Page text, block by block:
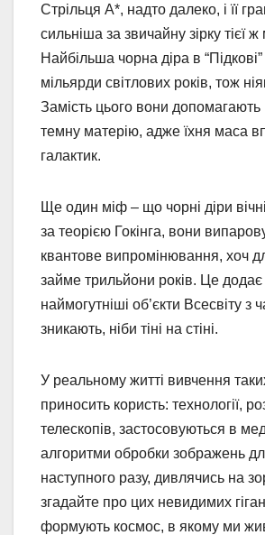
Стрільця A*, надто далеко, і її
сильніша за звичайну зірку тієї
Найбільша чорна діра в
мільярди світлових років, тож
Замість цього вони допомагають
темну матерію, адже їхня маса
галактик.
Ще один міф – що чорні діри
за теорією Гокінга, вони
квантове випромінювання, хоч
займе трильйони років. Це додає
наймогутніші об’єкти Всесвіту з
зникають, ніби тіні на стіні.
У реальному житті вивчення
приносить користь: технології,
телескопів, застосовуються в
алгоритми обробки зображень
наступного разу, дивлячись на
згадайте про цих невидимих
формують космос, в якому ми